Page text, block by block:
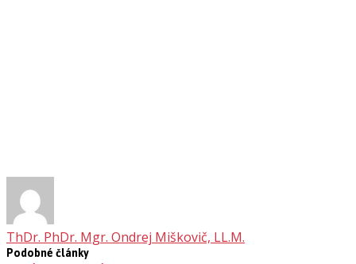
ThDr. PhDr. Mgr. Ondrej Miškovič, LL.M.
Podobné články